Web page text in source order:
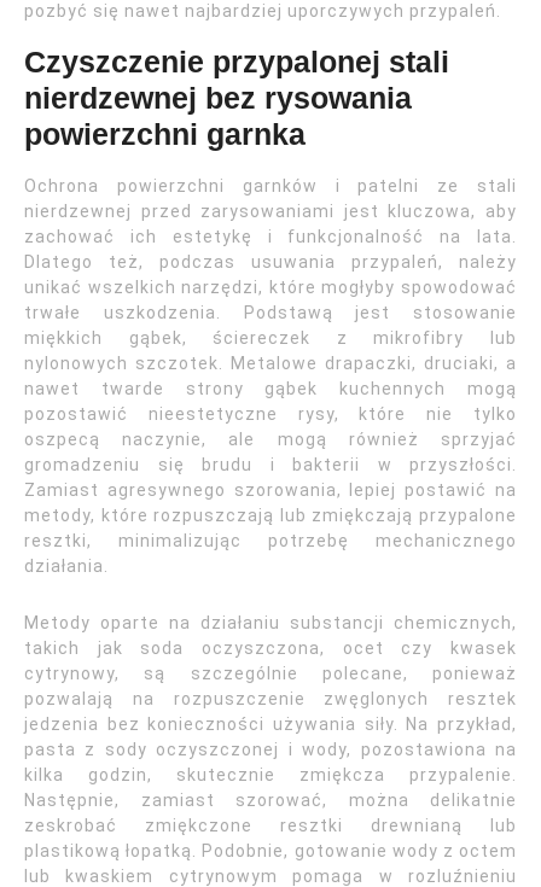
pozbyć się nawet najbardziej uporczywych przypaleń.
Czyszczenie przypalonej stali
nierdzewnej bez rysowania
powierzchni garnka
Ochrona powierzchni garnków i patelni ze stali
nierdzewnej przed zarysowaniami jest kluczowa, aby
zachować ich estetykę i funkcjonalność na lata.
Dlatego też, podczas usuwania przypaleń, należy
unikać wszelkich narzędzi, które mogłyby spowodować
trwałe uszkodzenia. Podstawą jest stosowanie
miękkich gąbek, ściereczek z mikrofibry lub
nylonowych szczotek. Metalowe drapaczki, druciaki, a
nawet twarde strony gąbek kuchennych mogą
pozostawić nieestetyczne rysy, które nie tylko
oszpecą naczynie, ale mogą również sprzyjać
gromadzeniu się brudu i bakterii w przyszłości.
Zamiast agresywnego szorowania, lepiej postawić na
metody, które rozpuszczają lub zmiękczają przypalone
resztki, minimalizując potrzebę mechanicznego
działania.
Metody oparte na działaniu substancji chemicznych,
takich jak soda oczyszczona, ocet czy kwasek
cytrynowy, są szczególnie polecane, ponieważ
pozwalają na rozpuszczenie zwęglonych resztek
jedzenia bez konieczności używania siły. Na przykład,
pasta z sody oczyszczonej i wody, pozostawiona na
kilka godzin, skutecznie zmiękcza przypalenie.
Następnie, zamiast szorować, można delikatnie
zeskrobać zmiękczone resztki drewnianą lub
plastikową łopatką. Podobnie, gotowanie wody z octem
lub kwaskiem cytrynowym pomaga w rozluźnieniu